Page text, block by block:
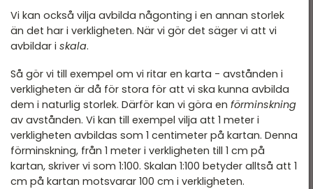
Vi kan också vilja avbilda någonting i en annan storlek
än det har i verkligheten. När vi gör det säger vi att vi
avbildar i skala.
Så gör vi till exempel om vi ritar en karta - avstånden i
verkligheten är då för stora för att vi ska kunna avbilda
dem i naturlig storlek. Därför kan vi göra en förminskning
av avstånden. Vi kan till exempel vilja att 1 meter i
verkligheten avbildas som 1 centimeter på kartan. Denna
förminskning, från 1 meter i verkligheten till 1 cm på
kartan, skriver vi som 1:100. Skalan 1:100 betyder alltså att 1
cm på kartan motsvarar 100 cm i verkligheten.